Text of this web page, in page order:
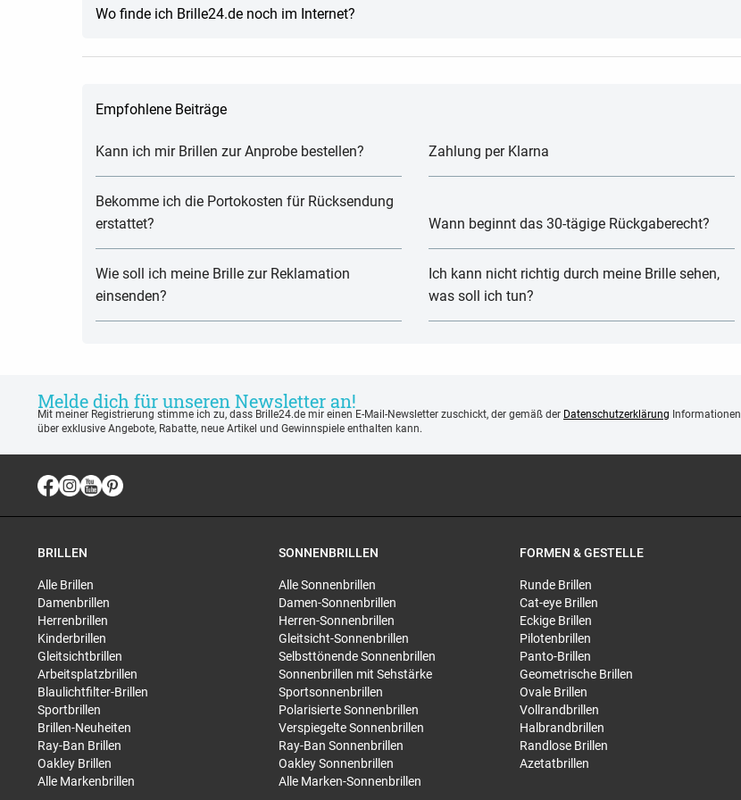
Wo finde ich Brille24.de noch im Internet?
Empfohlene Beiträge
Kann ich mir Brillen zur Anprobe bestellen? Zahlung per Klarna
Bekomme ich die Portokosten für Rücksendung
erstattet?
Wann beginnt das 30-tägige Rückgaberecht?
Wie soll ich meine Brille zur Reklamation
einsenden?
Ich kann nicht richtig durch meine Brille sehen,
was soll ich tun?
Melde dich für unseren Newsletter an!
Mit meiner Registrierung stimme ich zu, dass Brille24.de mir einen E-Mail-Newsletter zuschickt, der gemäß der Datenschutzerklärung Informationen
über exklusive Angebote, Rabatte, neue Artikel und Gewinnspiele enthalten kann.
BRILLEN
Alle Brillen
Damenbrillen
Herrenbrillen
Kinderbrillen
Gleitsichtbrillen
Arbeitsplatzbrillen
Blaulichtfilter-Brillen
Sportbrillen
Brillen-Neuheiten
Ray-Ban Brillen
Oakley Brillen
Alle Markenbrillen
SONNENBRILLEN
Alle Sonnenbrillen
Damen-Sonnenbrillen
Herren-Sonnenbrillen
Gleitsicht-Sonnenbrillen
Selbsttönende Sonnenbrillen
Sonnenbrillen mit Sehstärke
Sportsonnenbrillen
Polarisierte Sonnenbrillen
Verspiegelte Sonnenbrillen
Ray-Ban Sonnenbrillen
Oakley Sonnenbrillen
Alle Marken-Sonnenbrillen
FORMEN & GESTELLE
Runde Brillen
Cat-eye Brillen
Eckige Brillen
Pilotenbrillen
Panto-Brillen
Geometrische Brillen
Ovale Brillen
Vollrandbrillen
Halbrandbrillen
Randlose Brillen
Azetatbrillen